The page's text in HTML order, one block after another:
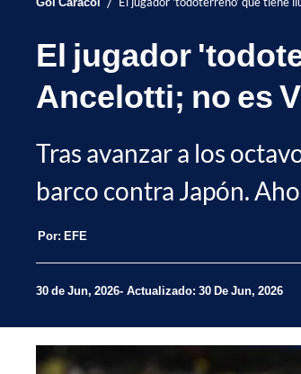
El jugador
Ancelotti; no es
Tras avanzar a los
barco contra Japón.
Por: EFE
30 de Jun, 2026 Actualizado: 30 De Jun, 2026